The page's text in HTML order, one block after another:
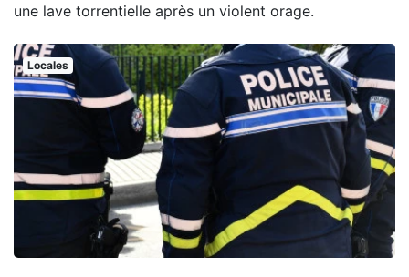
une lave torrentielle après un violent orage.
Locales